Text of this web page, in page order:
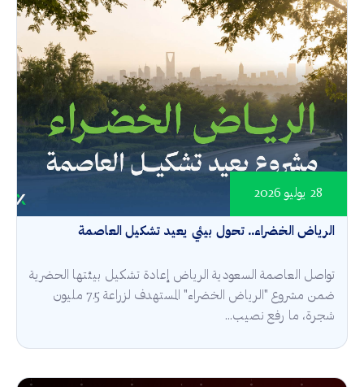
الرياض الخضراء.. تحول بيئي يعيد تشكيل العاصمة
28 يوليو 2026
تواصل العاصمة السعودية الرياض إعادة تشكيل بيئتها الحضرية
ضمن مشروع "الرياض الخضراء" المستهدف لزراعة 7.5 مليون
شجرة، ما رفع نصيب...